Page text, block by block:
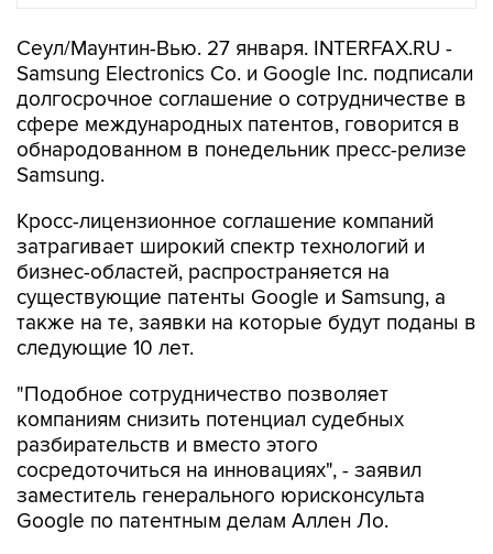
Сеул/Маунтин-Вью. 27 января. INTERFAX.RU -
Samsung Electronics Co. и Google Inc. подписали
долгосрочное соглашение о сотрудничестве в
сфере международных патентов, говорится в
обнародованном в понедельник пресс-релизе
Samsung.
Кросс-лицензионное соглашение компаний
затрагивает широкий спектр технологий и
бизнес-областей, распространяется на
существующие патенты Google и Samsung, а
также на те, заявки на которые будут поданы в
следующие 10 лет.
"Подобное сотрудничество позволяет
компаниям снизить потенциал судебных
разбирательств и вместо этого
сосредоточиться на инновациях", - заявил
заместитель генерального юрисконсульта
Google по патентным делам Аллен Ло.